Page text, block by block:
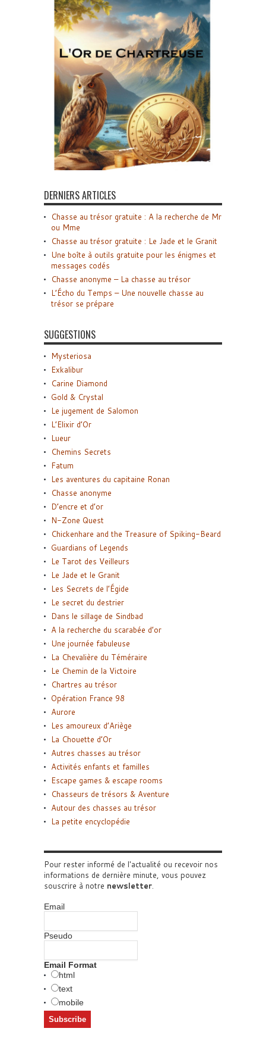
DERNIERS ARTICLES
Chasse au trésor gratuite : A la recherche de Mr
ou Mme
Chasse au trésor gratuite : Le Jade et le Granit
Une boîte à outils gratuite pour les énigmes et
messages codés
Chasse anonyme – La chasse au trésor
L’Écho du Temps – Une nouvelle chasse au
trésor se prépare
SUGGESTIONS
Mysteriosa
Exkalibur
Carine Diamond
Gold & Crystal
Le jugement de Salomon
L’Elixir d’Or
Lueur
Chemins Secrets
Fatum
Les aventures du capitaine Ronan
Chasse anonyme
D’encre et d’or
N-Zone Quest
Chickenhare and the Treasure of Spiking-Beard
Guardians of Legends
Le Tarot des Veilleurs
Le Jade et le Granit
Les Secrets de l’Égide
Le secret du destrier
Dans le sillage de Sindbad
A la recherche du scarabée d’or
Une journée fabuleuse
La Chevalière du Téméraire
Le Chemin de la Victoire
Chartres au trésor
Opération France 98
Aurore
Les amoureux d’Ariège
La Chouette d’Or
Autres chasses au trésor
Activités enfants et familles
Escape games & escape rooms
Chasseurs de trésors & Aventure
Autour des chasses au trésor
La petite encyclopédie
Pour rester informé de l'actualité ou recevoir nos
informations de dernière minute, vous pouvez
souscrire à notre newsletter.
Email
Pseudo
Email Format
html
text
mobile